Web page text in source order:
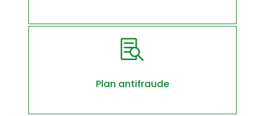

Plan antifraude